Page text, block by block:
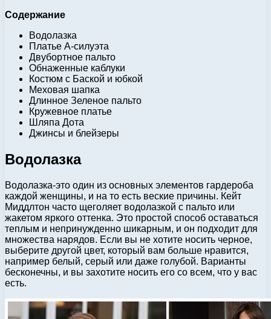
Содержание
Водолазка
Платье А-силуэта
Двубортное пальто
Обнаженные каблуки
Костюм с Баской и юбкой
Меховая шапка
Длинное Зеленое пальто
Кружевное платье
Шляпа Дота
Джинсы и блейзеры​
Водолазка
Водолазка-это один из основных элементов гардероба
каждой женщины, и на то есть веские причины. Кейт
Миддлтон часто щеголяет водолазкой с пальто или
жакетом яркого оттенка. Это простой способ оставаться
теплым и непринужденно шикарным, и он подходит для
множества нарядов. Если вы не хотите носить черное,
выберите другой цвет, который вам больше нравится,
например белый, серый или даже голубой. Варианты
бесконечны, и вы захотите носить его со всем, что у вас
есть.